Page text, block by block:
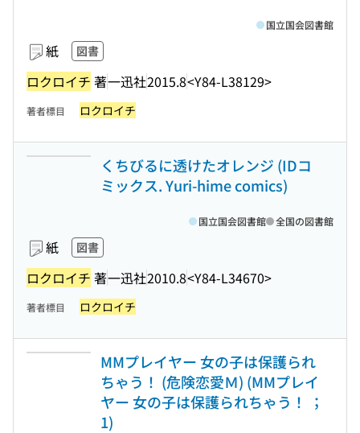
紙 図書
ロクロイチ 著一迅社2015.8<Y84-L38129>
国立国会図書館
著者標目 ロクロイチ
くちびるに透けたオレンジ (IDコ
ミックス. Yuri-hime comics)
紙 図書
ロクロイチ 著一迅社2010.8<Y84-L34670>
国立国会図書館 全国の図書館
著者標目 ロクロイチ
MMプレイヤー 女の子は保護られ
ちゃう！ (危険恋愛Ｍ) (MMプレイ
ヤー 女の子は保護られちゃう！ ；
1)